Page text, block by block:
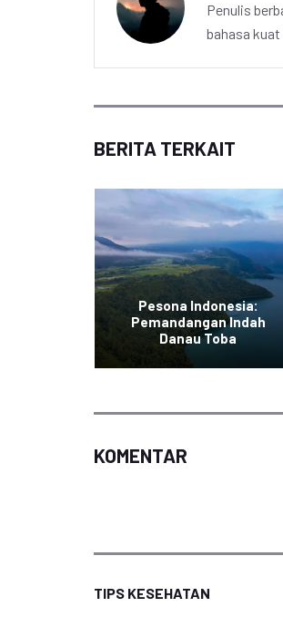
Penulis
bahasa kuat
BERITA TERKAIT
Pesona Indonesia:
Pemandangan Indah
Danau Toba
KOMENTAR
TIPS KESEHATAN